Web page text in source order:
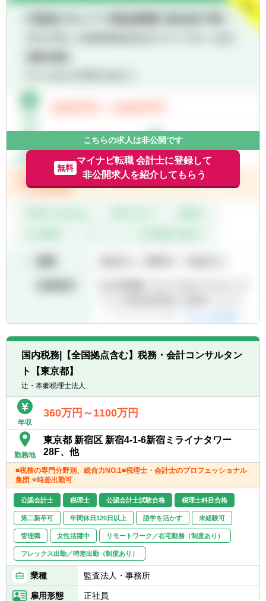
こちらの求人は非公開です
無料
マイナビ転職 会計士に登録して
非公開求人を紹介してもらう
国内税務|【全国拠点含む】税務・会計コンサルタン
ト【東京都】
辻・本郷税理士法人
年収
360万円～1100万円
勤務地
東京都 新宿区 新宿4-1-6新宿ミライナタワー
28F、他
■税務の専門分野別、総合力NO.1■税理士・会計士のプロフェッショナル
集団 ※時差出勤可
公認会計士 税理士 公認会計士試験合格 税理士科目合格
第二新卒可 年間休日120日以上 語学を活かす 未経験可
管理職 女性活躍中 リモートワーク／在宅勤務（制度あり）
フレックス出勤／時差出勤（制度あり）
業種 監査法人・事務所
雇用形態 正社員